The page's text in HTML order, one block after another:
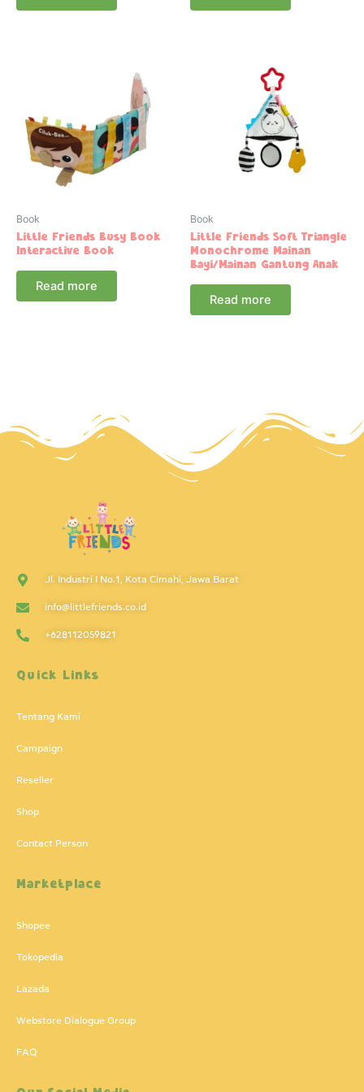
Book
Little Friends Busy Book
Interactive Book
Read more
Book
Little Friends Soft Triangle
Monochrome Mainan
Bayi/Mainan Gantung Anak
Read more
Jl. Industri I No.1, Kota Cimahi, Jawa Barat
info@littlefriends.co.id
+628112059821
Quick Links
Tentang Kami
Campaign
Reseller
Shop
Contact Person
Marketplace
Shopee
Tokopedia
Lazada
Webstore Dialogue Group
FAQ